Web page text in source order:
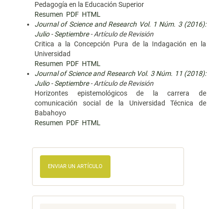
Pedagogía en la Educación Superior
Resumen PDF HTML
Journal of Science and Research Vol. 1 Núm. 3 (2016):
Julio - Septiembre- Artículo de Revisión
Critica a la Concepción Pura de la Indagación en la
Universidad
Resumen PDF HTML
Journal of Science and Research Vol. 3 Núm. 11 (2018):
Julio - Septiembre- Artículo de Revisión
Horizontes epistemológicos de la carrera de
comunicación social de la Universidad Técnica de
Babahoyo
Resumen PDF HTML
ENVIAR UN ARTÍCULO